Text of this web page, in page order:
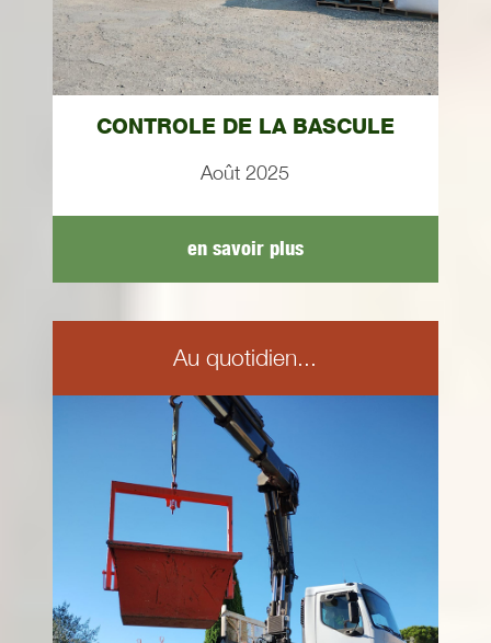
CONTROLE DE LA BASCULE
Août 2025
en savoir plus
Au quotidien...